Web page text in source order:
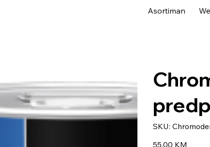
Asortiman
SKU:
SKU
Chromoden
predpremaz
55,00 KM